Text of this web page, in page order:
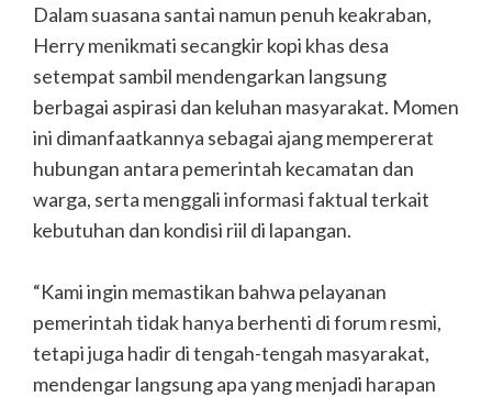
‎Dalam suasana santai namun penuh keakraban,
Herry menikmati secangkir kopi khas desa
setempat sambil mendengarkan langsung
berbagai aspirasi dan keluhan masyarakat. Momen
ini dimanfaatkannya sebagai ajang mempererat
hubungan antara pemerintah kecamatan dan
warga, serta menggali informasi faktual terkait
kebutuhan dan kondisi riil di lapangan.
‎“Kami ingin memastikan bahwa pelayanan
pemerintah tidak hanya berhenti di forum resmi,
tetapi juga hadir di tengah-tengah masyarakat,
mendengar langsung apa yang menjadi harapan